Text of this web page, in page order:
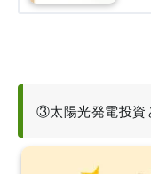
③太陽光発電投資